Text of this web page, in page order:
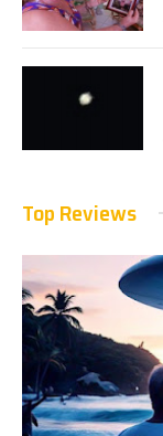
Top Reviews